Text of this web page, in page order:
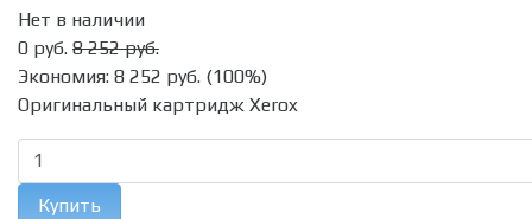
Нет в наличии
0 руб. 8 252 руб.
Экономия: 8 252 руб. (100%)
Оригинальный картридж Xerox
Купить